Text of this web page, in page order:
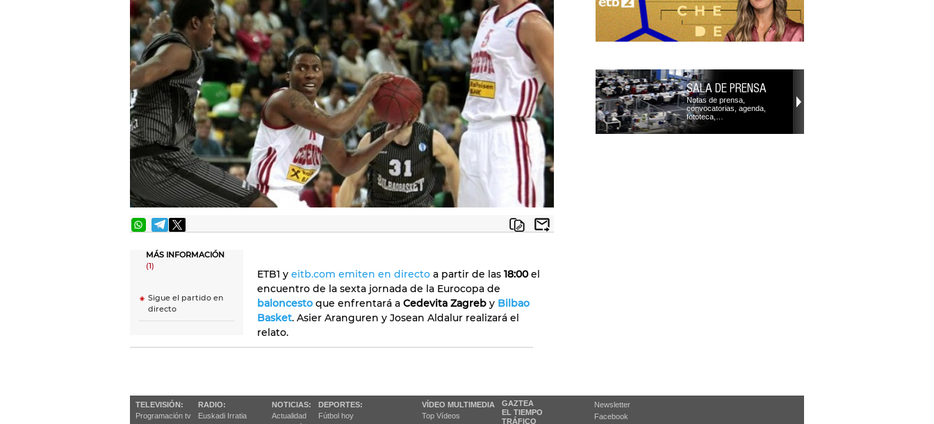
MÁS INFORMACIÓN
(1)
Sigue el partido en
directo
ETB1 y eitb.com emiten en directo a partir de las 18:00el
encuentro de la sexta jornada de la Eurocopa de
baloncesto que enfrentará a Cedevita Zagreb y Bilbao
Basket. Asier Aranguren y Josean Aldalur realizará el
relato.
SALA DE PRENSA
Notas de prensa,
convocatorias, agenda,
fototeca,…
TELEVISIÓN:
Programación tv
RADIO:
Euskadi Irratia
NOTICIAS:
Actualidad
DEPORTES:
Fútbol hoy
VÍDEO MULTIMEDIA
Top Vídeos
GAZTEA
EL TIEMPO
TRÁFICO
Newsletter
Facebook